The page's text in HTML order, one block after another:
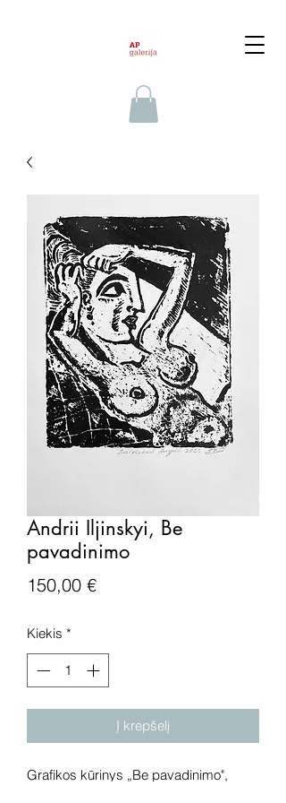
Andrii Iljinskyi, Be
pavadinimo
150,00 €Price
Kiekis *
Į krepšelį
Grafikos kūrinys „Be pavadinimo",